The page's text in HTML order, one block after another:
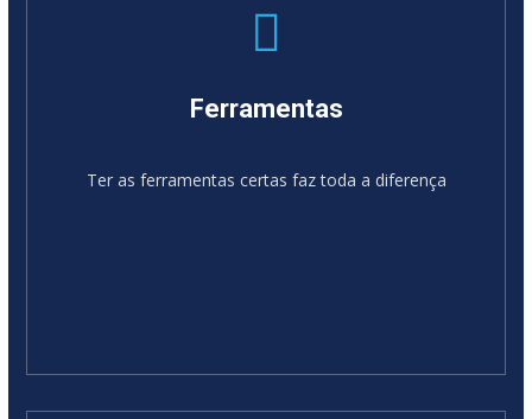
Ferramentas
Ter as ferramentas certas faz toda a diferença